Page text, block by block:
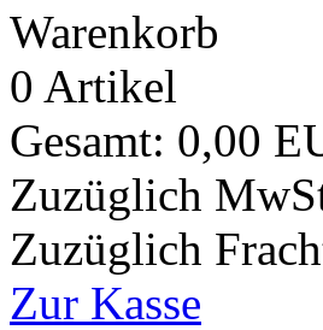
Warenkorb
0 Artikel
Gesamt: 0,00
Zuzüglich
Zuzüglich
Zur Kasse